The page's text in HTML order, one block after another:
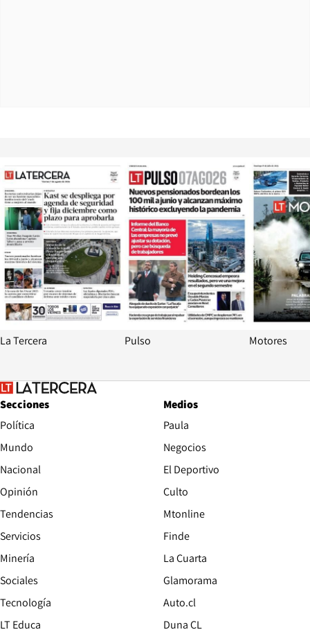
Opens in new window
La Tercera
Opens in
Pulso Motores
Secciones
Política
Mundo
Nacional
Opinión
Tendencias
Servicios
Minería
Sociales
Tecnología
LT Educa
Medios
Paula
Negocios
El Deportivo
Culto
Mtonline
Finde
La Cuarta
Glamorama
Auto.clOpens in new window
Duna CLOpens in new window